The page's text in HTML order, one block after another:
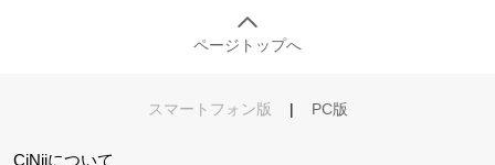
ページトップへ
スマートフォン版 | PC版
CiNiiについて